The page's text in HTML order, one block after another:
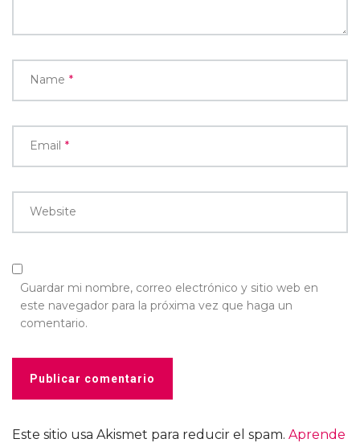
Name *
Email *
Website
Guardar mi nombre, correo electrónico y sitio web en
este navegador para la próxima vez que haga un
comentario.
Este sitio usa Akismet para reducir el spam. Aprende